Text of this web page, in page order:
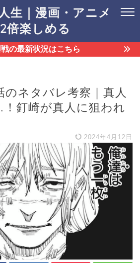
生｜漫画・アニメ
倍楽しめる
の最新状況はこちら
のネタバレ考察｜真人
釘崎が真人に狙われ
2024年4月12日